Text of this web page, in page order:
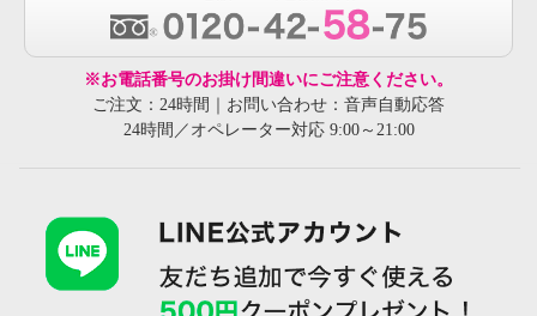
※お電話番号のお掛け間違いにご注意ください。
ご注文：24時間｜お問い合わせ：音声自動応答
24時間／オペレーター対応 9:00～21:00